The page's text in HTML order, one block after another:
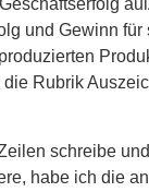
und Gewinn
Rubrik
schreibe
habe ich die